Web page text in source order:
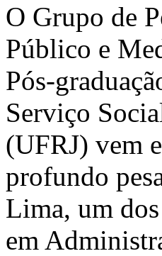
O Grupo de
Público e
Pós-
Serviço
(UFRJ) vem
profundo
Lima, um
em